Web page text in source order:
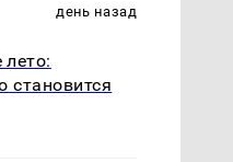
день назад
становится